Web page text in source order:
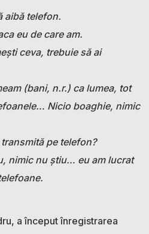
aibă telefon.
eu de care am.
ceva, trebuie să ai
(bani, n.r.) ca lumea, tot
Nicio boaghie, nimic
pe telefon?
nimic nu știu… eu am lucrat
a început înregistrarea